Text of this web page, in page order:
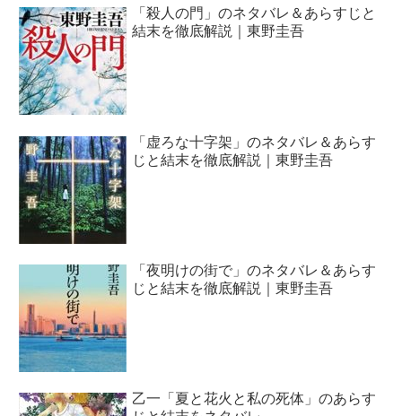
「殺人の門」のネタバレ＆あらすじと
結末を徹底解説｜東野圭吾
「虚ろな十字架」のネタバレ＆あらす
じと結末を徹底解説｜東野圭吾
「夜明けの街で」のネタバレ＆あらす
じと結末を徹底解説｜東野圭吾
乙一「夏と花火と私の死体」のあらす